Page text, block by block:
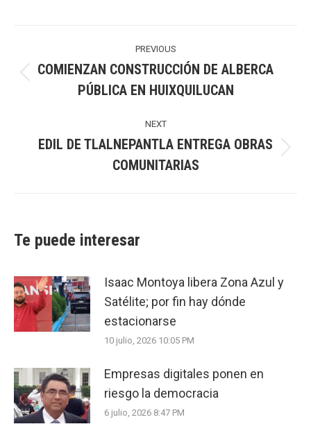
PREVIOUS
post:
COMIENZAN CONSTRUCCIÓN DE ALBERCA
PÚBLICA EN HUIXQUILUCAN
NEXT
post:
EDIL DE TLALNEPANTLA ENTREGA OBRAS
COMUNITARIAS
Te puede interesar
Isaac Montoya libera Zona Azul y
Satélite; por fin hay dónde
estacionarse
10 julio, 2026 10:05 PM
Empresas digitales ponen en
riesgo la democracia
6 julio, 2026 8:47 PM